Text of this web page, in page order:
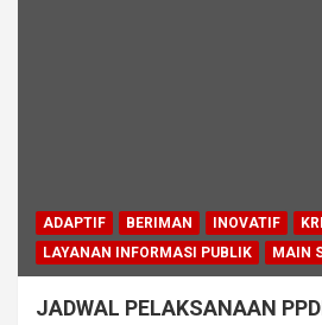
ADAPTIF BERIMAN INOVATIF
LAYANAN INFORMASI PUBLIK
MAIN
JADWAL PELAKSANAAN